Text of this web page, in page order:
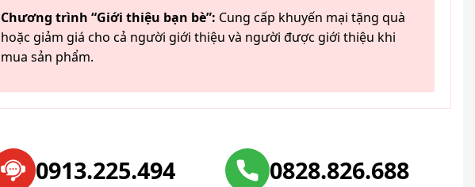
Chương trình “Giới thiệu bạn bè”: Cung cấp khuyến mại tặng quà
hoặc giảm giá cho cả người giới thiệu và người được giới thiệu khi
mua sản phẩm.
0913.225.494 0828.826.688